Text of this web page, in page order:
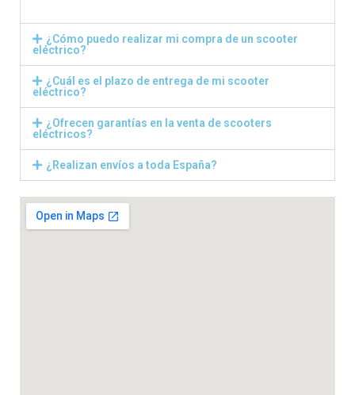
¿Cómo puedo realizar mi compra de un scooter
eléctrico?
¿Cuál es el plazo de entrega de mi scooter
eléctrico?
¿Ofrecen garantías en la venta de scooters
eléctricos?
¿Realizan envíos a toda España?